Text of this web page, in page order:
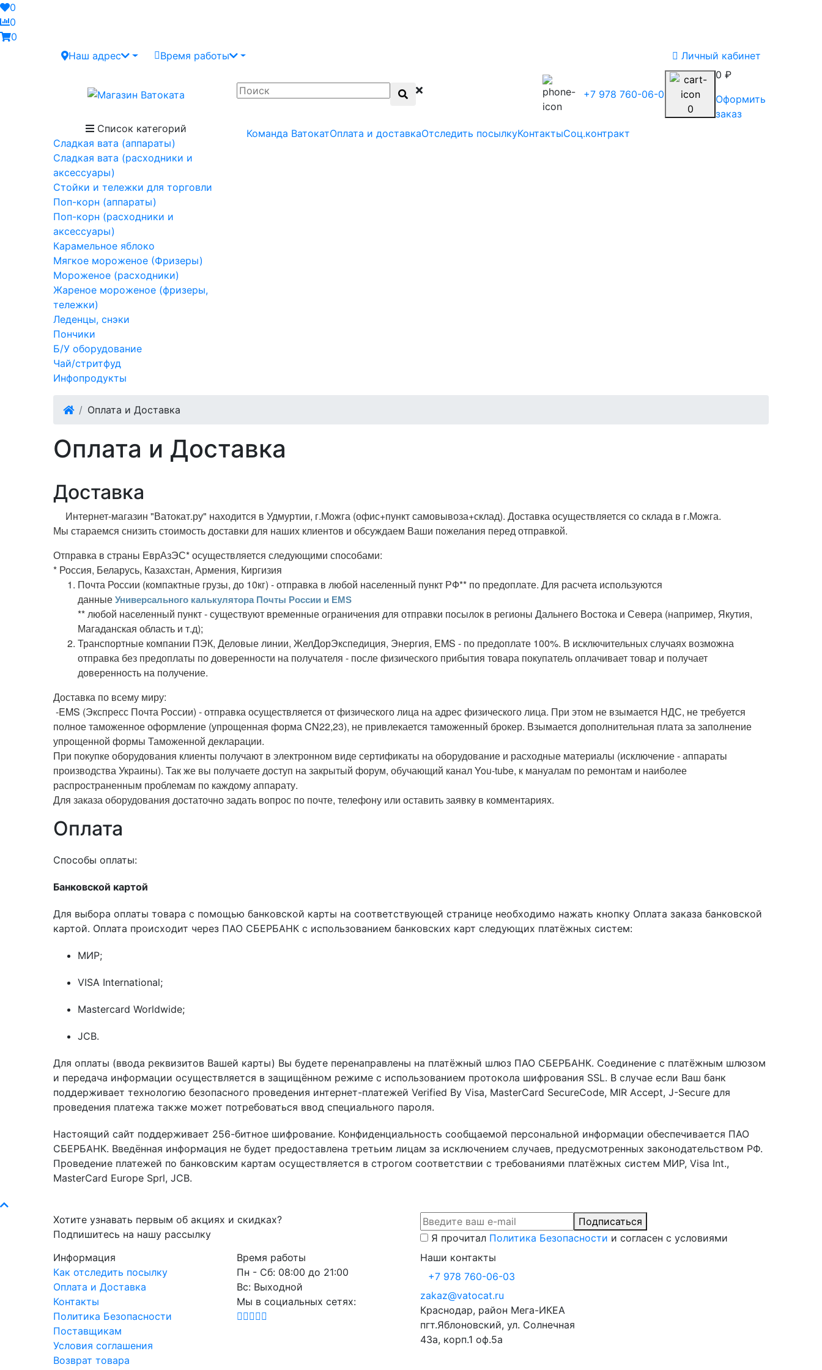
0
0
0
Наш адрес
Время работы Личный кабинет
+7 978 760-06-03
0
0 ₽
Оформить
заказ
Список категорий
Сладкая вата (аппараты)
Сладкая вата (расходники и
аксессуары)
Стойки и тележки для торговли
Поп-корн (аппараты)
Поп-корн (расходники и
аксессуары)
Карамельное яблоко
Мягкое мороженое (Фризеры)
Мороженое (расходники)
Жареное мороженое (фризеры,
тележки)
Леденцы, снэки
Пончики
Б/У оборудование
Чай/стритфуд
Инфопродукты
Команда ВатокатОплата и доставкаОтследить посылкуКонтактыСоц.контракт
Оплата и Доставка
Оплата и Доставка
Доставка
Интернет-магазин "Ватокат.ру" находится в Удмуртии, г.Можга (офис+пункт самовывоза+склад). Доставка осуществляется со склада в г.Можга.
Мы стараемся снизить стоимость доставки для наших клиентов и обсуждаем Ваши пожелания перед отправкой.
Отправка в страны ЕврАзЭС* осуществляется следующими способами:
* Россия, Беларусь, Казахстан, Армения, Киргизия
Почта России (компактные грузы, до 10кг) - отправка в любой населенный пункт РФ** по предоплате. Для расчета используются
данные Универсального калькулятора Почты России и EMS
** любой населенный пункт - существуют временные ограничения для отправки посылок в регионы Дальнего Востока и Севера (например, Якутия,
Магаданская область и т.д);
Транспортные компании ПЭК, Деловые линии, ЖелДорЭкспедиция, Энергия, EMS - по предоплате 100%. В исключительных случаях возможна
отправка без предоплаты по доверенности на получателя - после физического прибытия товара покупатель оплачивает товар и получает
доверенность на получение.
Доставка по всему миру:
-EMS (Экспресс Почта России) - отправка осуществляется от физического лица на адрес физического лица. При этом не взымается НДС, не требуется
полное таможенное оформление (упрощенная форма CN22,23), не привлекается таможенный брокер. Взымается дополнительная плата за заполнение
упрощенной формы Таможенной декларации.
При покупке оборудования клиенты получают в электронном виде сертификаты на оборудование и расходные материалы (исключение - аппараты
производства Украины). Так же вы получаете доступ на закрытый форум, обучающий канал You-tube, к мануалам по ремонтам и наиболее
распространенным проблемам по каждому аппарату.
Для заказа оборудования достаточно задать вопрос по почте, телефону или оставить заявку в комментариях.
Оплата
Способы оплаты:
Банковской картой
Для выбора оплаты товара с помощью банковской карты на соответствующей странице необходимо нажать кнопку Оплата заказа банковской
картой. Оплата происходит через ПАО СБЕРБАНК с использованием банковских карт следующих платёжных систем:
МИР;
VISA International;
Mastercard Worldwide;
JCB.
Для оплаты (ввода реквизитов Вашей карты) Вы будете перенаправлены на платёжный шлюз ПАО СБЕРБАНК. Соединение с платёжным шлюзом
и передача информации осуществляется в защищённом режиме с использованием протокола шифрования SSL. В случае если Ваш банк
поддерживает технологию безопасного проведения интернет-платежей Verified By Visa, MasterCard SecureCode, MIR Accept, J-Secure для
проведения платежа также может потребоваться ввод специального пароля.
Настоящий сайт поддерживает 256-битное шифрование. Конфиденциальность сообщаемой персональной информации обеспечивается ПАО
СБЕРБАНК. Введённая информация не будет предоставлена третьим лицам за исключением случаев, предусмотренных законодательством РФ.
Проведение платежей по банковским картам осуществляется в строгом соответствии с требованиями платёжных систем МИР, Visa Int.,
MasterCard Europe Sprl, JCB.
Хотите узнавать первым об акциях и скидках?
Подпишитесь на нашу рассылку
Подписаться
Я прочитал Политика Безопасности и согласен с условиями
Информация
Как отследить посылку
Оплата и Доставка
Контакты
Политика Безопасности
Поставщикам
Условия соглашения
Возврат товара
Время работы
Пн - Сб: 08:00 до 21:00
Вс: Выходной
Мы в социальных сетях:
Наши контакты
+7 978 760-06-03
zakaz@vatocat.ru
Краснодар, район Мега-ИКЕА
пгт.Яблоновский, ул. Солнечная
43а, корп.1 оф.5а